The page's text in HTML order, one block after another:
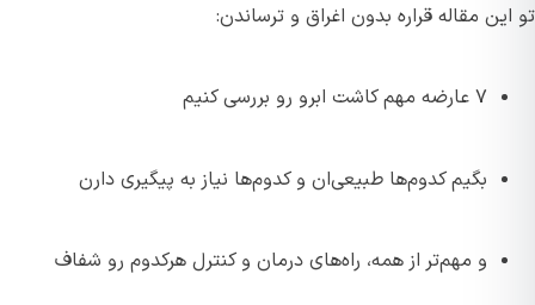
تو این مقاله قراره بدون اغراق و ترساندن:
۷ عارضه مهم کاشت ابرو رو بررسی کنیم
بگیم کدوم‌ها طبیعی‌ان و کدوم‌ها نیاز به پیگیری دارن
و مهم‌تر از همه، راه‌های درمان و کنترل هرکدوم رو شفاف